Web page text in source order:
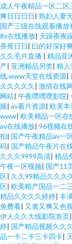
成人午夜精品一区二区
爽日日日日| 熟妇人妻
国产三级在线观看播放
8x在线播放| 天躁夜夜
香蕉日日| 曰的好深好
久久毛片直播 | 精品亚
产| 亚洲精品另类| 精
线.www天堂在线资源|
久久久久久 | 激情在线
网站| 午夜嘿嘿嘿影院|
频| av看片资源| 欧美丰
www| 欧美精品一区在
av在线播放| 96视频在
拍| 国产午夜精品av一
码| 国产精品午夜片在
久久久9999高清| 精品
午夜一区视频| 国产11
区| 久久99精品久久久
区| 欧美精产国品一二
精品久久久久婷婷| 丰
免费看| 又黄又爽又色
伊人久久大线影院首页|
婷| 国产精品视频久久
品一卡二卡三卡四卡|